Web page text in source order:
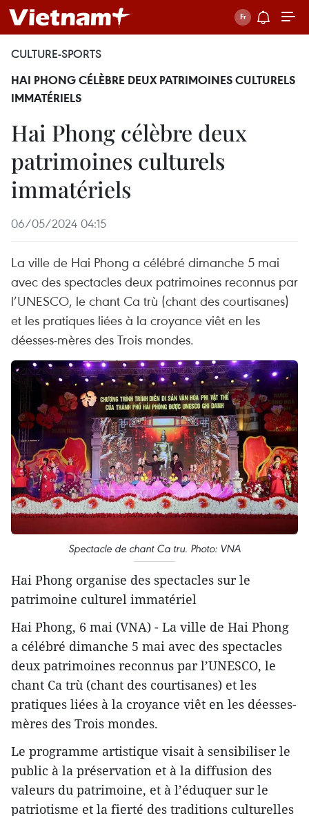
CULTURE-SPORTS
HAI PHONG CÉLÈBRE DEUX PATRIMOINES CULTURELS
IMMATÉRIELS
Hai Phong célèbre deux
patrimoines culturels
immatériels
06/05/2024 04:15
La ville de Hai Phong a célébré dimanche 5 mai
avec des spectacles deux patrimoines reconnus par
l’UNESCO, le chant Ca trù (chant des courtisanes)
et les pratiques liées à la croyance viêt en les
déesses-mères des Trois mondes.
Spectacle de chant Ca tru. Photo: VNA
Hai Phong organise des spectacles sur le
patrimoine culturel immatériel
Hai Phong, 6 mai (VNA) - La ville de Hai Phong
a célébré dimanche 5 mai avec des spectacles
deux patrimoines reconnus par l’UNESCO, le
chant Ca trù (chant des courtisanes) et les
pratiques liées à la croyance viêt en les déesses-
mères des Trois mondes.
Le programme artistique visait à sensibiliser le
public à la préservation et à la diffusion des
valeurs du patrimoine, et à l’éduquer sur le
patriotisme et la fierté des traditions culturelles